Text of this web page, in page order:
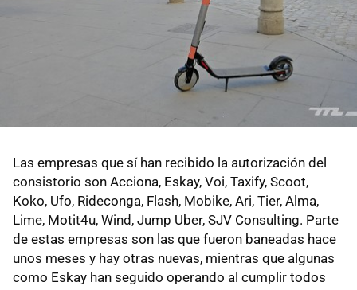
Las empresas que sí han recibido la autorización del
consistorio son Acciona, Eskay, Voi, Taxify, Scoot,
Koko, Ufo, Rideconga, Flash, Mobike, Ari, Tier, Alma,
Lime, Motit4u, Wind, Jump Uber, SJV Consulting. Parte
de estas empresas son las que fueron baneadas hace
unos meses y hay otras nuevas, mientras que algunas
como Eskay han seguido operando al cumplir todos